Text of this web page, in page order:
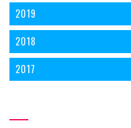
2019
2018
2017